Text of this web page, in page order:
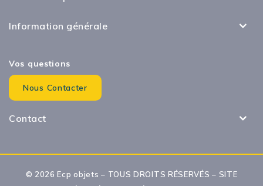
Information générale
Vos questions
Nous Contacter
Contact
© 2026 Ecp objets – TOUS DROITS RÉSERVÉS – SITE